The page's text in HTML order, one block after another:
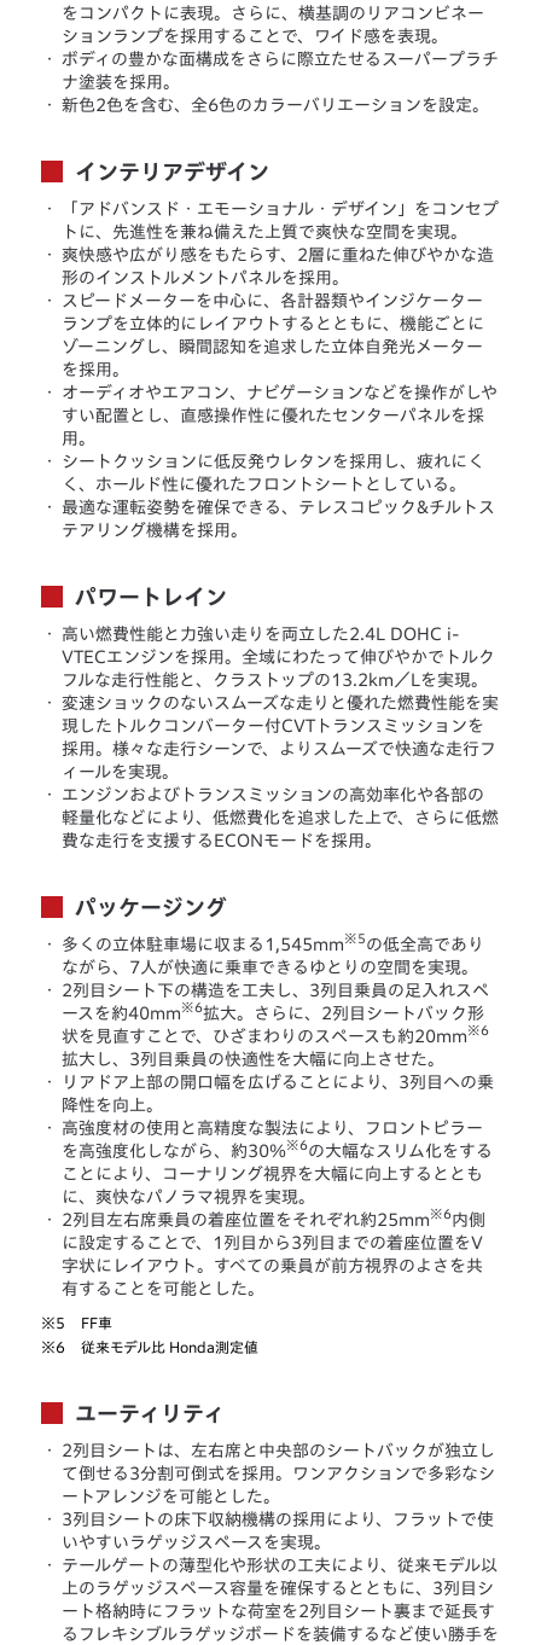
をコンパクトに表現。さらに、横基調のリアコンビネー
ションランプを採用することで、ワイド感を表現。
・
ボディの豊かな面構成をさらに際立たせるスーパープラチ
ナ塗装を採用。
・
新色2色を含む、全6色のカラーバリエーションを設定。
インテリアデザイン
・
「アドバンスド・エモーショナル・デザイン」をコンセプ
トに、先進性を兼ね備えた上質で爽快な空間を実現。
・
爽快感や広がり感をもたらす、2層に重ねた伸びやかな造
形のインストルメントパネルを採用。
・
スピードメーターを中心に、各計器類やインジケーター
ランプを立体的にレイアウトするとともに、機能ごとに
ゾーニングし、瞬間認知を追求した立体自発光メーター
を採用。
・
オーディオやエアコン、ナビゲーションなどを操作がしや
すい配置とし、直感操作性に優れたセンターパネルを採
用。
・
シートクッションに低反発ウレタンを採用し、疲れにく
く、ホールド性に優れたフロントシートとしている。
・
最適な運転姿勢を確保できる、テレスコピック&チルトス
テアリング機構を採用。
パワートレイン
・
高い燃費性能と力強い走りを両立した2.4L DOHC i-
VTECエンジンを採用。全域にわたって伸びやかでトルク
フルな走行性能と、クラストップの13.2km／Lを実現。
・
変速ショックのないスムーズな走りと優れた燃費性能を実
現したトルクコンバーター付CVTトランスミッションを
採用。様々な走行シーンで、よりスムーズで快適な走行フ
ィールを実現。
・
エンジンおよびトランスミッションの高効率化や各部の
軽量化などにより、低燃費化を追求した上で、さらに低燃
費な走行を支援するECONモードを採用。
パッケージング
・ 多くの立体駐車場に収まる1,545mm ※5 の低全高であり
ながら、7人が快適に乗車できるゆとりの空間を実現。
・
2列目シート下の構造を工夫し、3列目乗員の足入れスペ
ースを約40mm ※6拡大。さらに、2列目シートバック形
状を見直すことで、ひざまわりのスペースも約20mm ※6
拡大し、3列目乗員の快適性を大幅に向上させた。
・
リアドア上部の開口幅を広げることにより、3列目への乗
降性を向上。
・
高強度材の使用と高精度な製法により、フロントピラー
を高強度化しながら、約30％※6の大幅なスリム化をする
ことにより、コーナリング視界を大幅に向上するととも
に、爽快なパノラマ視界を実現。
・
2列目左右席乗員の着座位置をそれぞれ約25mm ※6内側
に設定することで、1列目から3列目までの着座位置をV
字状にレイアウト。すべての乗員が前方視界のよさを共
有することを可能とした。
※5
FF車
※6
従来モデル比 Honda測定値
ユーティリティ
・
2列目シートは、左右席と中央部のシートバックが独立し
て倒せる3分割可倒式を採用。ワンアクションで多彩なシ
ートアレンジを可能とした。
・
3列目シートの床下収納機構の採用により、フラットで使
いやすいラゲッジスペースを実現。
・
テールゲートの薄型化や形状の工夫により、従来モデル以
上のラゲッジスペース容量を確保するとともに、3列目シ
ート格納時にフラットな荷室を2列目シート裏まで延長す
るフレキシブルラゲッジボードを装備するなど使い勝手を